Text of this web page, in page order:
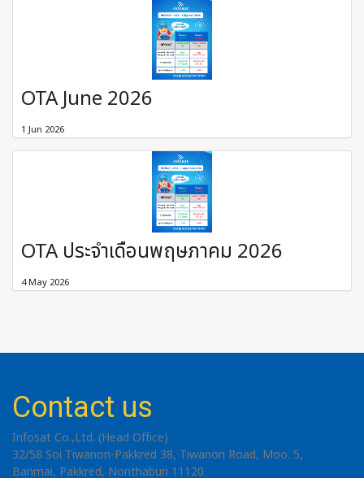
OTA June 2026
1 Jun 2026
OTA ประจำเดือนพฤษภาคม 2026
4 May 2026
Contact us
Infosat Co.,Ltd. (Head Office)
32/58 Soi Tiwanon-Pakkred 38, Tiwanon Road, Moo. 5,
Banmai, Pakkred, Nonthaburi 11120